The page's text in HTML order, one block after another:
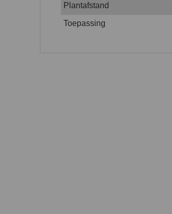
Plantafstand
Toepassing